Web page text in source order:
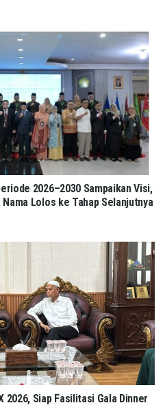
2026–2030 Sampaikan Visi,
Lolos ke Tahap Selanjutnya
2026, Siap Fasilitasi Gala Dinner